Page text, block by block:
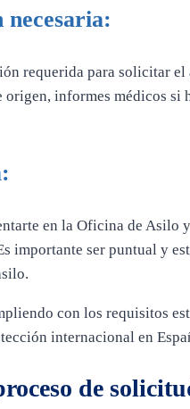
necesaria:
requerida para solicitar
origen, informes médicos
en la Oficina de
importante ser puntual y
con los requisitos
internacional en
de